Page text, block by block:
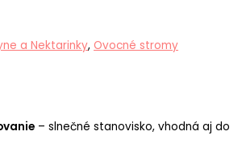
a Nektarinky, Ovocné stromy
– slnečné stanovisko, vhodná aj do